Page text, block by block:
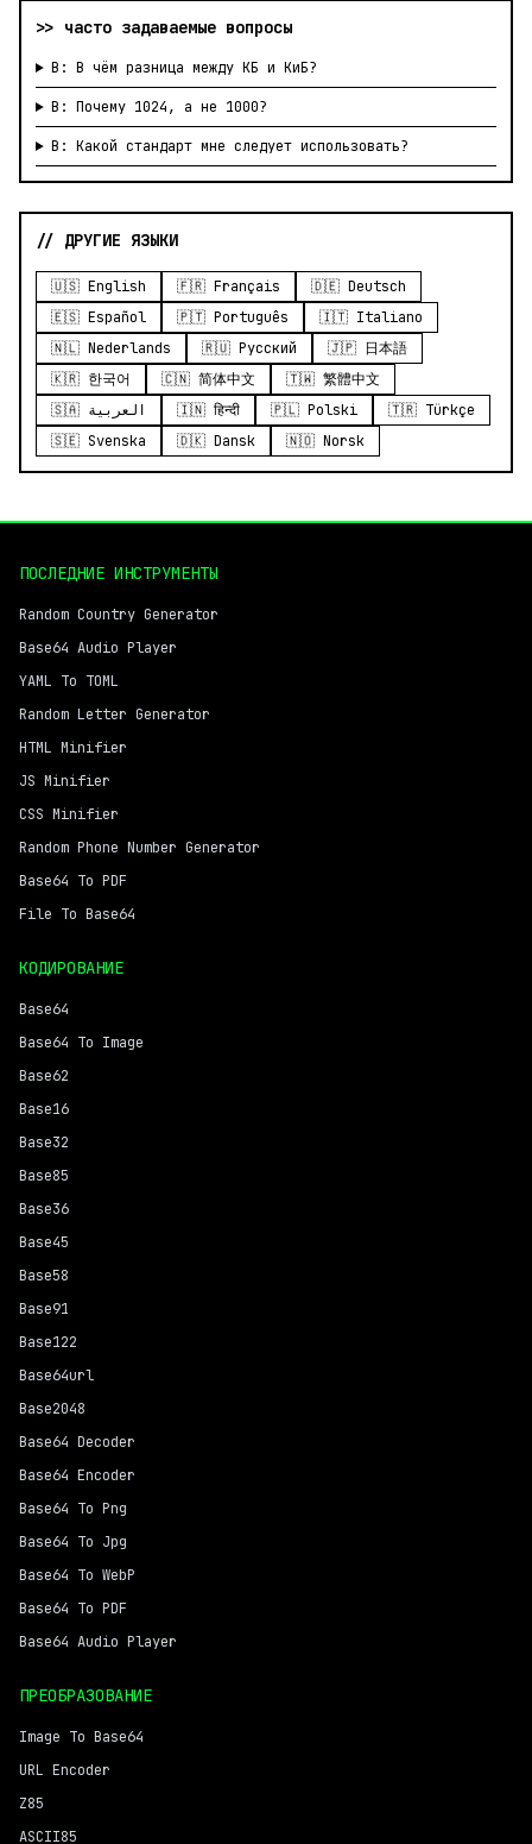
>> часто задаваемые вопросы
В: В чём разница между КБ и КиБ?
В: Почему 1024, а не 1000?
В: Какой стандарт мне следует использовать?
// ДРУГИЕ ЯЗЫКИ
🇺🇸 English 🇫🇷 Français
🇩🇪 Deutsch
🇪🇸 Español
🇵🇹 Português
🇮🇹 Italiano
🇳🇱 Nederlands
🇷🇺 Русский
🇯🇵 日本語
🇰🇷 한국어
🇨🇳 简体中文
🇹🇼 繁體中文
🇸🇦 العربية
🇮🇳 हिन्दी 🇵🇱 Polski
🇹🇷 Türkçe
🇸🇪 Svenska
🇩🇰 Dansk 🇳🇴 Norsk
ПОСЛЕДНИЕ ИНСТРУМЕНТЫ
Random Country Generator
Base64 Audio Player
YAML To TOML
Random Letter Generator
HTML Minifier
JS Minifier
CSS Minifier
Random Phone Number Generator
Base64 To PDF
File To Base64
КОДИРОВАНИЕ
Base64
Base64 To Image
Base62
Base16
Base32
Base85
Base36
Base45
Base58
Base91
Base122
Base64url
Base2048
Base64 Decoder
Base64 Encoder
Base64 To Png
Base64 To Jpg
Base64 To WebP
Base64 To PDF
Base64 Audio Player
ПРЕОБРАЗОВАНИЕ
Image To Base64
URL Encoder
Z85
ASCII85